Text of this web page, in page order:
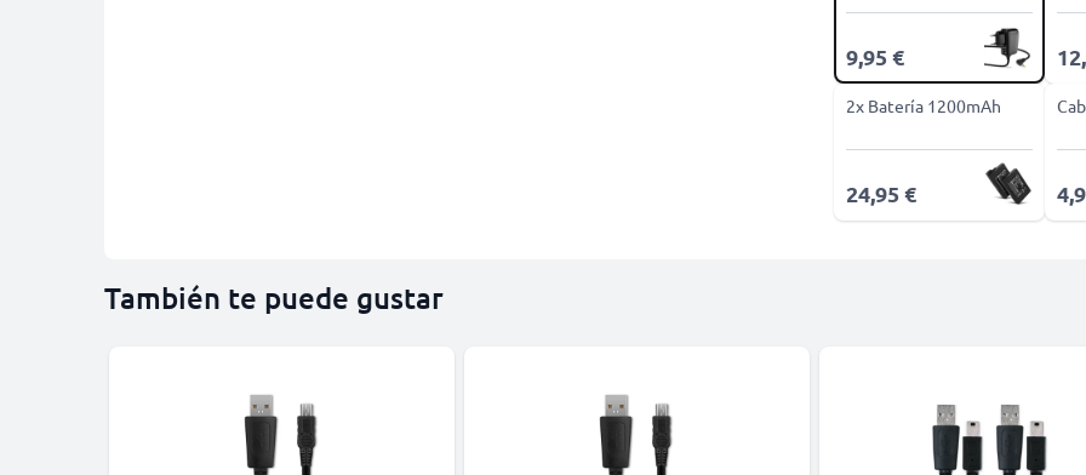
9,95 €
2x Batería 1200mAh
24,95 €
También te puede gustar